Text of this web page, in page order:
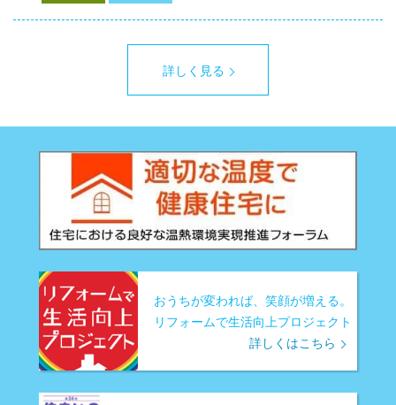
詳しく見る
おうちが変われば、笑顔が増える。
リフォームで生活向上プロジェクト
詳しくはこちら